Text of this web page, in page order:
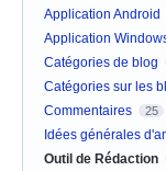
Application Android
Application
Catégories de blog
Catégories sur les
Commentaires 25
Idées générales
Outil de Rédaction